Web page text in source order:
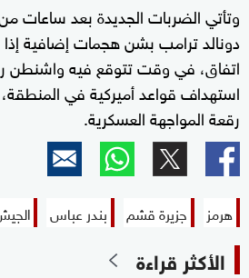
وتأتي الضربات الجديدة بعد ساعات
دونالد ترامب بشن هجمات إضافية
اتفاق، في وقت تتوقع فيه واشنطن
استهداف قواعد أميركية في المنطقة،
رقعة المواجهة العسكرية.
هرمز جزيرة قشم بندر عباس
الأكثر قراءة